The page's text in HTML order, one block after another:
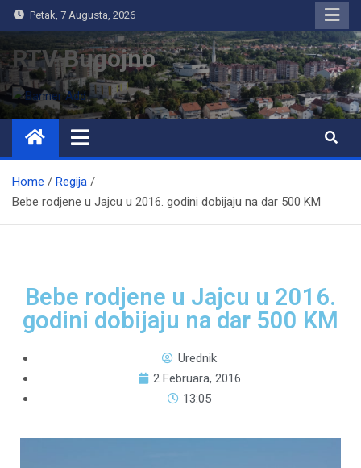
Petak, 7 Augusta, 2026
RTV Bugojno
Home
Regija
Bebe rodjene u Jajcu u 2016. godini dobijaju na dar 500 KM
Bebe rodjene u Jajcu u 2016.
godini dobijaju na dar 500 KM
Urednik
2 Februara, 2016
13:05